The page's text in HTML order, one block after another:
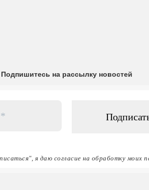
Подпишитесь на рассылку новостей
я даю согласие на обработку моих